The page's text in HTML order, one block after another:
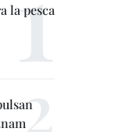
la pesca